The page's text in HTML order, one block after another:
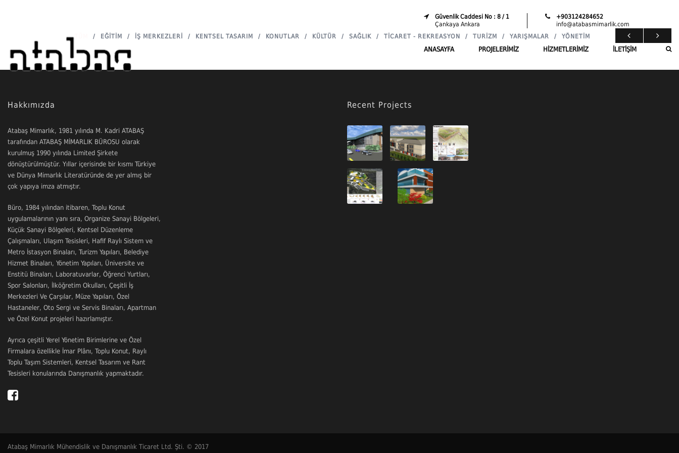
Güvenlik Caddesi No : 8 / 1
Çankaya Ankara
+903124284652
info@atabasmimarlik.com
ANASAYFA PROJELERIMIZ HIZMETLERIMIZ İLETIŞIM
/ EĞITIM / İŞ MERKEZLERI / KENTSEL TASARIM / KONUTLAR / KÜLTÜR / SAĞLIK / TICARET - REKREASYON / TURIZM / YARIŞMALAR / YÖNETIM
Hakkımızda
Atabaş Mimarlık, 1981 yılında M. Kadri ATABAŞ
tarafından ATABAŞ MİMARLIK BÜROSU olarak
kurulmuş 1990 yılında Limited Şirkete
dönüştürülmüştür. Yıllar içerisinde bir kısmı Türkiye
ve Dünya Mimarlık Literatüründe de yer almış bir
çok yapıya imza atmıştır.
Büro, 1984 yılından itibaren, Toplu Konut
uygulamalarının yanı sıra, Organize Sanayi Bölgeleri,
Küçük Sanayi Bölgeleri, Kentsel Düzenleme
Çalışmaları, Ulaşım Tesisleri, Hafif Raylı Sistem ve
Metro İstasyon Binaları, Turizm Yapıları, Belediye
Hizmet Binaları, Yönetim Yapıları, Üniversite ve
Enstitü Binaları, Laboratuvarlar, Öğrenci Yurtları,
Spor Salonları, İlköğretim Okulları, Çeşitli İş
Merkezleri Ve Çarşılar, Müze Yapıları, Özel
Hastaneler, Oto Sergi ve Servis Binaları, Apartman
ve Özel Konut projeleri hazırlamıştır.
Ayrıca çeşitli Yerel Yönetim Birimlerine ve Özel
Firmalara özellikle İmar Plânı, Toplu Konut, Raylı
Toplu Taşım Sistemleri, Kentsel Tasarım ve Rant
Tesisleri konularında Danışmanlık yapmaktadır.
Recent Projects
Atabaş Mimarlık Mühendislik ve Danışmanlık Ticaret Ltd. Şti. © 2017